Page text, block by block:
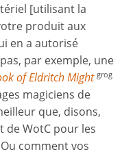
[utilisant la
produit aux
en a autorisé
par exemple, une
of Eldritch Might grog
magiciens de
que, disons,
de WotC pour les
comment vos